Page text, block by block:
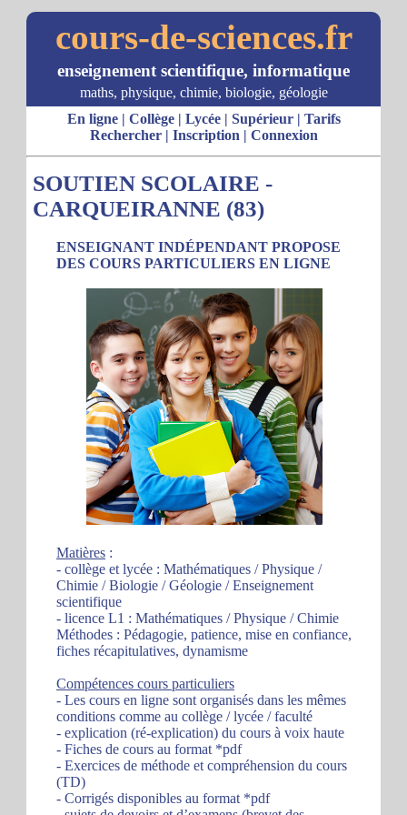
cours-de-sciences.fr
enseignement scientifique, informatique
maths, physique, chimie, biologie, géologie
En ligne| Collège| Lycée| Supérieur| Tarifs
Rechercher| Inscription | Connexion
SOUTIEN SCOLAIRE -
CARQUEIRANNE (83)
ENSEIGNANT INDÉPENDANT PROPOSE
DES COURS PARTICULIERS EN LIGNE
Matières :
- collège et lycée : Mathématiques / Physique /
Chimie / Biologie / Géologie / Enseignement
scientifique
- licence L1 : Mathématiques / Physique / Chimie
Méthodes : Pédagogie, patience, mise en confiance,
fiches récapitulatives, dynamisme
Compétences cours particuliers
- Les cours en ligne sont organisés dans les mêmes
conditions comme au collège / lycée / faculté
- explication (ré-explication) du cours à voix haute
- Fiches de cours au format *pdf
- Exercices de méthode et compréhension du cours
(TD)
- Corrigés disponibles au format *pdf